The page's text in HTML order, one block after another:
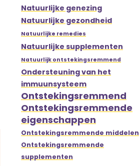
Natuurlijke genezing
Natuurlijke gezondheid
Natuurlijke remedies
Natuurlijke supplementen
Natuurlijk ontstekingsremmend
Ondersteuning van het
immuunsysteem
Ontstekingsremmend
Ontstekingsremmende
eigenschappen
Ontstekingsremmende middelen
Ontstekingsremmende
supplementen